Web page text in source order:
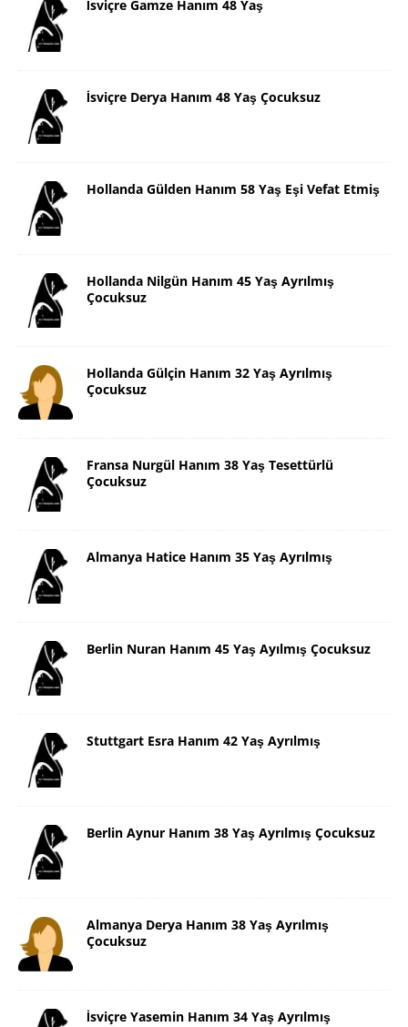
İsviçre Gamze Hanım 48 Yaş
İsviçre Derya Hanım 48 Yaş Çocuksuz
Hollanda Gülden Hanım 58 Yaş Eşi Vefat Etmiş
Hollanda Nilgün Hanım 45 Yaş Ayrılmış
Çocuksuz
Hollanda Gülçin Hanım 32 Yaş Ayrılmış
Çocuksuz
Fransa Nurgül Hanım 38 Yaş Tesettürlü
Çocuksuz
Almanya Hatice Hanım 35 Yaş Ayrılmış
Berlin Nuran Hanım 45 Yaş Ayılmış Çocuksuz
Stuttgart Esra Hanım 42 Yaş Ayrılmış
Berlin Aynur Hanım 38 Yaş Ayrılmış Çocuksuz
Almanya Derya Hanım 38 Yaş Ayrılmış
Çocuksuz
İsviçre Yasemin Hanım 34 Yaş Ayrılmış